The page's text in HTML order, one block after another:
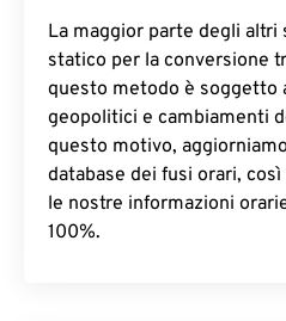
La maggior parte degli
statico per la conversione
questo metodo è soggetto
geopolitici e cambiamenti
questo motivo,
database dei fusi orari,
le nostre informazioni
100%.